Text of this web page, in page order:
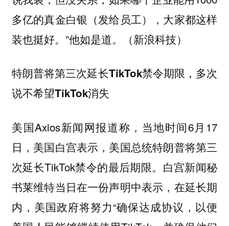
多亿的真金白银（发给员工），大家都这样
装也挺好。”他如是道。（新浪科技）
特朗普将第三次延长TikTok禁令期限，多次
说不希望TikTok消失
美国Axios新闻网报道称，当地时间6月17
日，美国白宫表示，美国总统特朗普将第三
次延长TikTok禁令的最后期限。白宫新闻秘
书莱维特当日在一份声明中表示，在延长期
内，美国政府将努力“确保达成协议，以便